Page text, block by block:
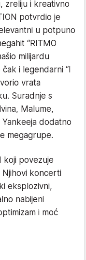
zreliju i kreativno
potvrdio je
u potpuno
“RITMO
milijardu
i legendarni “I
vrata
Suradnje s
Malume,
dodatno
megagrupe.
koji povezuje
koncerti
eksplozivni,
nabijeni
i moć